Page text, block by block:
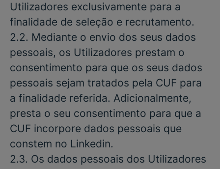
Utilizadores exclusivamente para a
finalidade de seleção e recrutamento.
2.2. Mediante o envio dos seus dados
pessoais, os Utilizadores prestam o
consentimento para que os seus dados
pessoais sejam tratados pela CUF para
a finalidade referida. Adicionalmente,
presta o seu consentimento para que a
CUF incorpore dados pessoais que
constem no Linkedin.
2.3. Os dados pessoais dos Utilizadores